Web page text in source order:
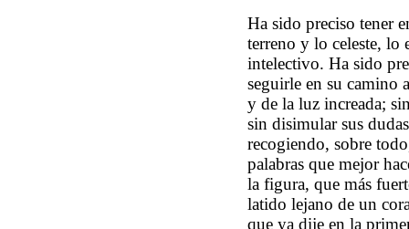
Ha sido preciso tener
terreno y lo celeste,
intelectivo. Ha sido
seguirle en su camino
y de la luz increada;
sin disimular sus
recogiendo, sobre
palabras que mejor
la figura, que más
latido lejano de un
que ya dije en la